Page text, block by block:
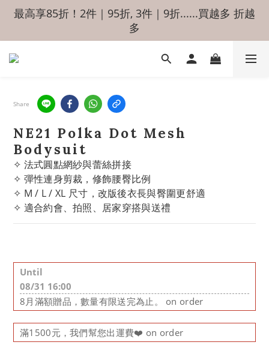
最高享85折！2件｜95折, 3件｜9折......買越多 折越
多
Share
NE21 Polka Dot Mesh
Bodysuit
✧ 法式圓點網紗與蕾絲拼接
✧ 彈性連身剪裁，修飾腰臀比例
✧ M / L / XL 尺寸，改版後衣長與臀圍更舒適
✧ 適合約會、拍照、居家穿搭與送禮
Until
08/31 16:00
8月滿額贈品，數量有限送完為止。 on order
滿1500元，我們幫您出運費❤️ on order